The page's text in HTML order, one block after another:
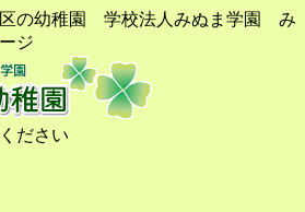
区の幼稚園 学校法人みぬま学園 み
ジ
ださい